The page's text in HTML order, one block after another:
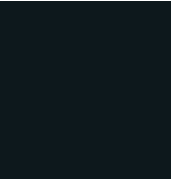
new tab)
new tab)
in new tab)
in new tab)